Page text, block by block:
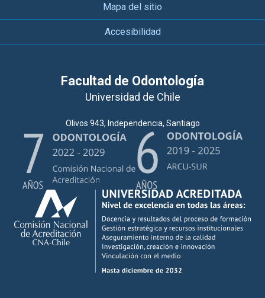
Mapa del sitio
Accesibilidad
Facultad de Odontología
Universidad de Chile
Olivos 943, Independencia, Santiago